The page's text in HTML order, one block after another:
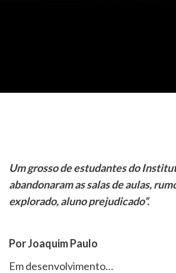
Um grosso de estudantes do
abandonaram as salas de aulas,
explorado, aluno prejudicado”.
Por Joaquim Paulo
Em desenvolvimento…